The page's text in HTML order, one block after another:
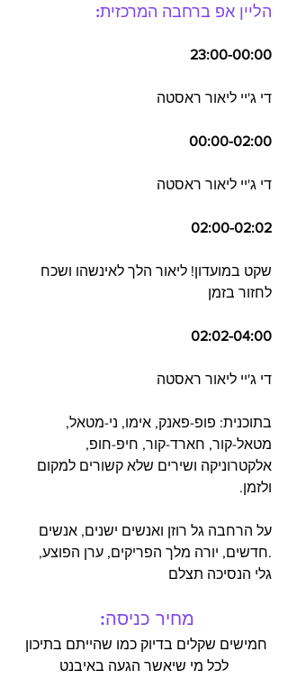
הליין אפ ברחבה המרכזית:
23:00-00:00
די ג'יי ליאור ראסטה
00:00-02:00
די ג'יי ליאור ראסטה
02:00-02:02
שקט במועדון! ליאור הלך לאינשהו ושכח
לחזור בזמן
02:02-04:00
די ג'יי ליאור ראסטה
בתוכנית: פופ-פאנק, אימו, ני-מטאל,
מטאל-קור, חארד-קור, חיפ-חופ,
אלקטרוניקה ושירים שלא קשורים למקום
ולזמן.
על הרחבה גל רוזן ואנשים ישנים, אנשים
.חדשים, יורה מלך הפריקים, ערן הפוצע,
גלי הנסיכה תצלם
מחיר כניסה:
חמישים שקלים בדיוק כמו שהייתם בתיכון
לכל מי שיאשר הגעה באיבנט